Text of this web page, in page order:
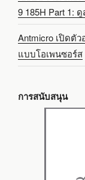
9 185H Part 1:
Antmicro เปิดตัว
แบบโอเพนซอร์ส
การสนับสนุน